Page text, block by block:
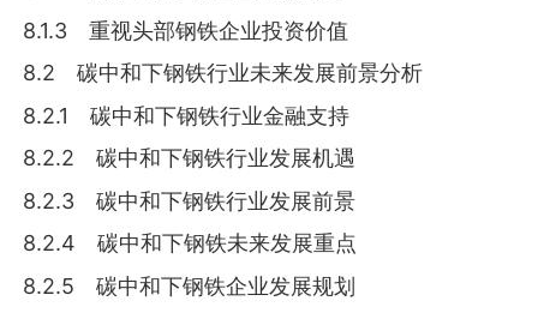
8.1.3 重视头部钢铁企业投资价值
8.2 碳中和下钢铁行业未来发展前景分析
8.2.1 碳中和下钢铁行业金融支持
8.2.2 碳中和下钢铁行业发展机遇
8.2.3 碳中和下钢铁行业发展前景
8.2.4 碳中和下钢铁未来发展重点
8.2.5 碳中和下钢铁企业发展规划